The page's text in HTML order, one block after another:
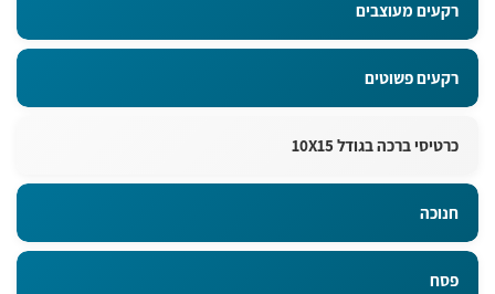
רקעים מעוצבים
רקעים פשוטים
כרטיסי ברכה בגודל 10X15
חנוכה
פסח